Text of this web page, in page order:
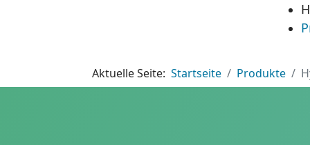
Aktuelle Seite: Startseite Produkte